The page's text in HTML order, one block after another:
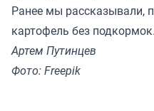
Ранее мы рассказывали,
картофель без подкормок.
Артем Путинцев
Фото: Freepik